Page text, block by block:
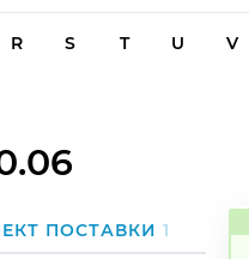
R S T U V
ПОСТАВКИ1